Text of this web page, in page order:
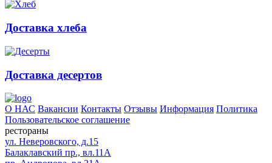
Доставка хлеба
Доставка десертов
О НАС Вакансии Контакты Отзывы Информация Политика
Пользовательское соглашение
рестораны
ул. Неверовского, д.15
Балаклавский пр., вл.11А